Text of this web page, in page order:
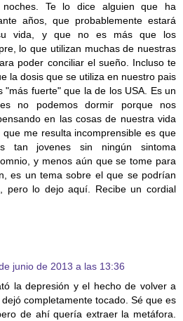
Te lo dice alguien que ha
años, que probablemente estará
vida, y que no es más que los
lo que utilizan muchas de nuestras
poder conciliar el sueño. Incluso te
la dosis que se utiliza en nuestro pais
"más fuerte" que la de los USA. Es un
no podemos dormir porque nos
en las cosas de nuestra vida
me resulta incomprensible es que
tan jovenes sin ningún sintoma
y menos aún que se tome para
es un tema sobre el que se podrían
pero lo dejo aquí. Recibe un cordial
junio de 2013 a las 13:36
la depresión y el hecho de volver a
completamente tocado. Sé que es
de ahí quería extraer la metáfora.